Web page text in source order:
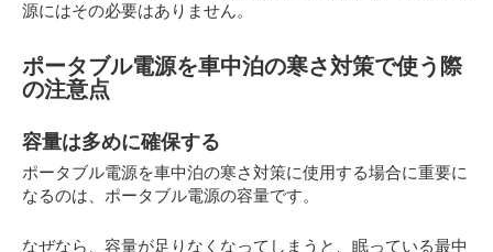
源にはその必要はありません。
ポータブル電源を車中泊の寒さ対策で使う際
の注意点
容量は多めに確保する
ポータブル電源を車中泊の寒さ対策に使用する場合に重要に
なるのは、ポータブル電源の容量です。
なぜなら、容量が足りなくなってしまうと、眠っている最中